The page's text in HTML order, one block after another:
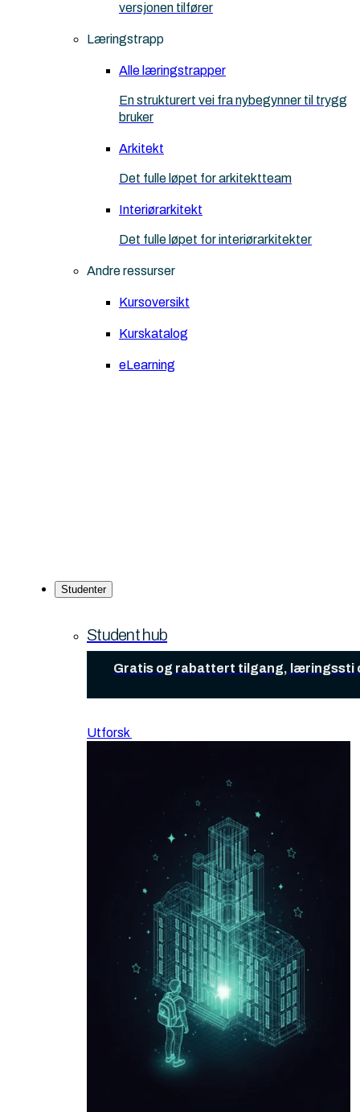
versjonen tilfører
Læringstrapp
Alle læringstrapper
En strukturert vei fra nybegynner til trygg
bruker
Arkitekt
Det fulle løpet for arkitektteam
Interiørarkitekt
Det fulle løpet for interiørarkitekter
Andre ressurser
Kursoversikt
Kurskatalog
eLearning
Studenter
Student hub
Gratis og rabattert tilgang, læringssti
Utforsk